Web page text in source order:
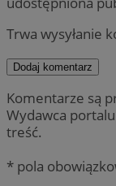
Trwa wysyłanie
Dodaj komentarz
Komentarze są
Wydawca
treść.
* pola